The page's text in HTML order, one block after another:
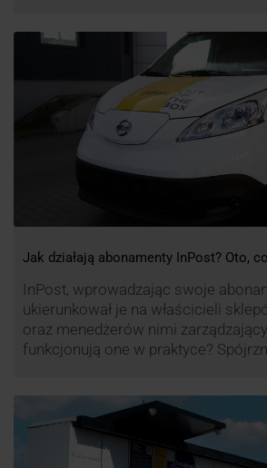
Jak działają abonamenty InPost? Oto,
InPost, wprowadzając swoje
ukierunkował je na właścicieli
oraz menedżerów nimi
funkcjonują one w praktyce?